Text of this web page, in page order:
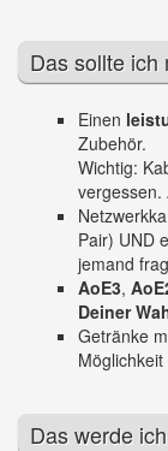
Das sollte ich
Einen
Zubehör.
Wichtig:
vergessen.
Pair) UND
jemand
AoE3,
Deiner
Getränke
Das werde